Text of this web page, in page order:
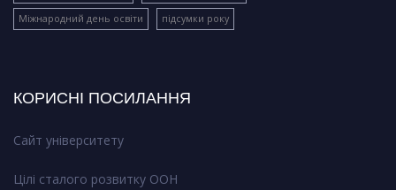
Міжнародний день освіти підсумки року
КОРИСНІ ПОСИЛАННЯ
Сайт університету
Цілі сталого розвитку ООН